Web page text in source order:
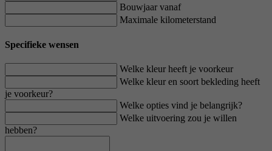
Bouwjaar vanaf
Maximale kilometerstand
Specifieke wensen
Welke kleur heeft je voorkeur
Welke kleur en soort bekleding heeft
je voorkeur?
Welke opties vind je belangrijk?
Welke uitvoering zou je willen
hebben?